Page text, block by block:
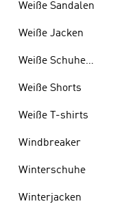
W eiße Sandalen
Weiße Jacken
Weiße Schuhe
Weiße Shorts
Weiße T-shirts
Windbreaker
Winterschuhe
Winterjacken